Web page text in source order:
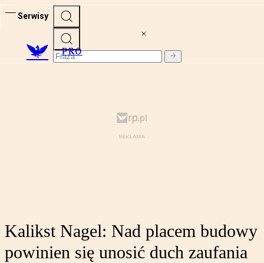
Serwisy
PRO
Kalikst Nagel: Nad placem budowy
powinien się unosić duch zaufania